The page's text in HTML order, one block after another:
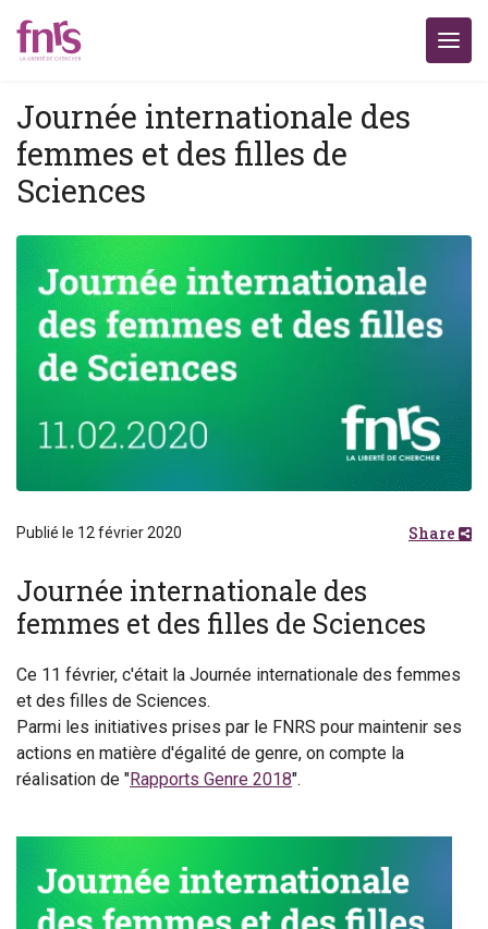
Journée internationale des
femmes et des filles de
Sciences
Publié le 12 février 2020 Share
Journée internationale des
femmes et des filles de Sciences
Ce 11 février, c'était la Journée internationale des femmes
et des filles de Sciences.
Parmi les initiatives prises par le FNRS pour maintenir ses
actions en matière d'égalité de genre, on compte la
réalisation de "Rapports Genre 2018".